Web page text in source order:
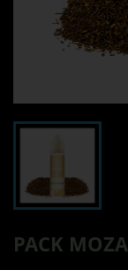
PACK